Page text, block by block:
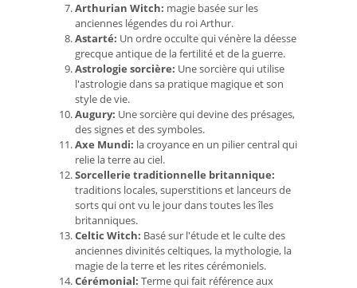
Arthurian Witch: magie basée sur les
anciennes légendes du roi Arthur.
Astarté: Un ordre occulte qui vénère la déesse
grecque antique de la fertilité et de la guerre.
Astrologie sorcière: Une sorcière qui utilise
l'astrologie dans sa pratique magique et son
style de vie.
Augury: Une sorcière qui devine des présages,
des signes et des symboles.
Axe Mundi: la croyance en un pilier central qui
relie la terre au ciel.
Sorcellerie traditionnelle britannique:
traditions locales, superstitions et lanceurs de
sorts qui ont vu le jour dans toutes les îles
britanniques.
Celtic Witch: Basé sur l'étude et le culte des
anciennes divinités celtiques, la mythologie, la
magie de la terre et les rites cérémoniels.
Cérémonial: Terme qui fait référence aux